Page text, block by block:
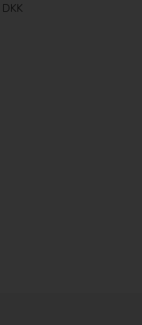
DKK